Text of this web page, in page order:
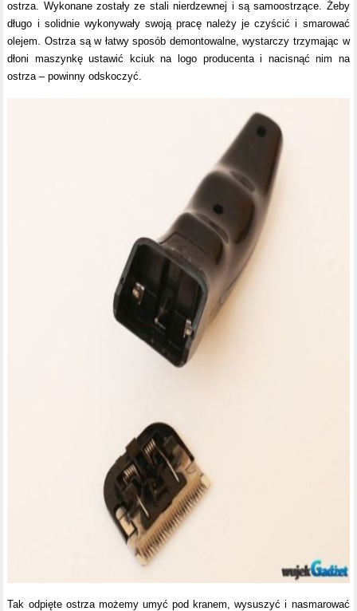
ostrza. Wykonane zostały ze stali nierdzewnej i są samoostrzące. Żeby
długo i solidnie wykonywały swoją pracę należy je czyścić i smarować
olejem. Ostrza są w łatwy sposób demontowalne, wystarczy trzymając w
dłoni maszynkę ustawić kciuk na logo producenta i nacisnąć nim na
ostrza – powinny odskoczyć.
Tak odpięte ostrza możemy umyć pod kranem, wysuszyć i nasmarować